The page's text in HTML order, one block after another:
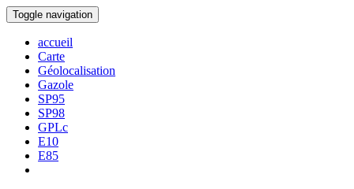
Toggle navigation
accueil
Carte
Géolocalisation
Gazole
SP95
SP98
GPLc
E10
E85